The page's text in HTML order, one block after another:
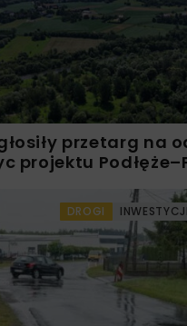
przetarg na
projektu
DROGI